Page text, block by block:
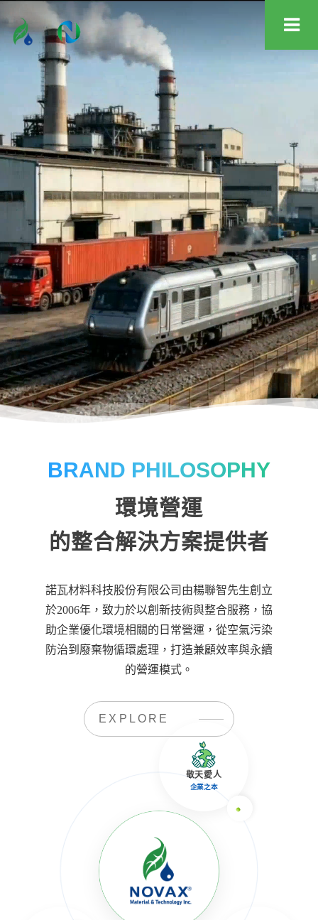
BRAND PHILOSOPHY
環境營運
的整合解決方案提供者
諾瓦材料科技股份有限公司由楊聯智先生創立
於2006年，致力於以創新技術與整合服務，協
助企業優化環境相關的日常營運，從空氣污染
防治到廢棄物循環處理，打造兼顧效率與永續
的營運模式。
EXPLORE
敬天愛人
企業之本